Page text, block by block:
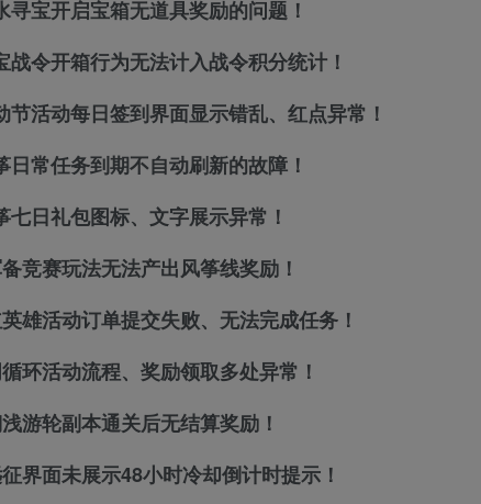
寻宝开启宝箱无道具奖励的问题！
战令开箱行为无法计入战令积分统计！
节活动每日签到界面显示错乱、红点异常！
日常任务到期不自动刷新的故障！
七日礼包图标、文字展示异常！
竞赛玩法无法产出风筝线奖励！
雄活动订单提交失败、无法完成任务！
环活动流程、奖励领取多处异常！
游轮副本通关后无结算奖励！
界面未展示48小时冷却倒计时提示！